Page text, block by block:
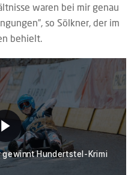
waren bei mir genau
so Sölkner, der im
behielt.